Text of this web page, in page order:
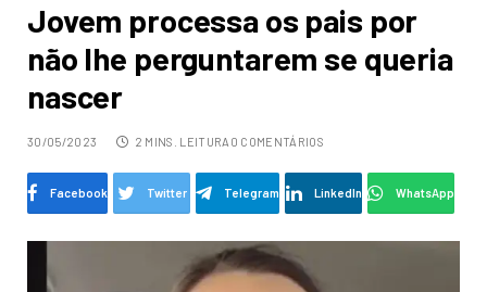
Jovem processa os pais por
não lhe perguntarem se queria
nascer
30/05/2023 2 MINS. LEITURA 0 COMENTÁRIOS
Facebook Twitter Telegram LinkedIn WhatsApp